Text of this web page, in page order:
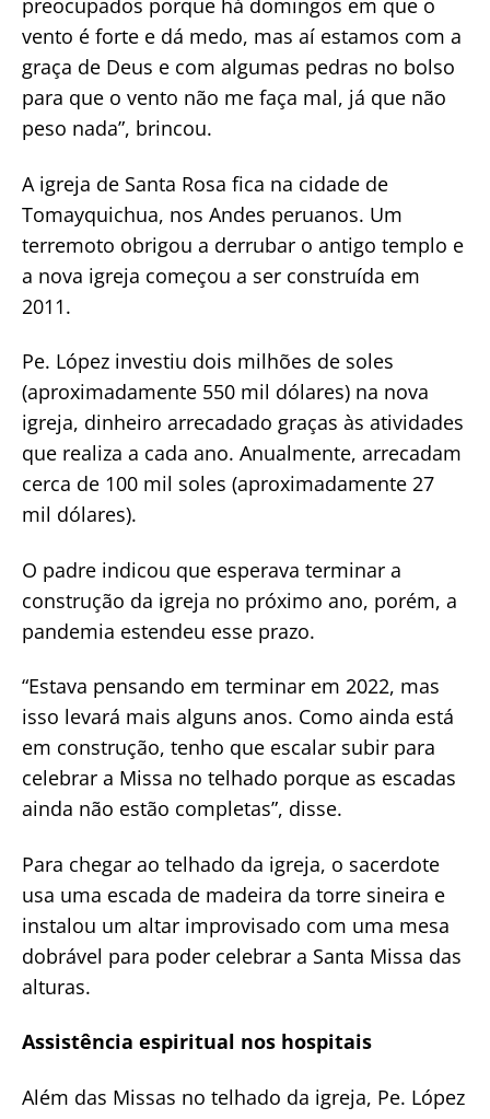
preocupados porque há domingos em que o
vento é forte e dá medo, mas aí estamos com a
graça de Deus e com algumas pedras no bolso
para que o vento não me faça mal, já que não
peso nada”, brincou.
A igreja de Santa Rosa fica na cidade de
Tomayquichua, nos Andes peruanos. Um
terremoto obrigou a derrubar o antigo templo e
a nova igreja começou a ser construída em
2011.
Pe. López investiu dois milhões de soles
(aproximadamente 550 mil dólares) na nova
igreja, dinheiro arrecadado graças às atividades
que realiza a cada ano. Anualmente, arrecadam
cerca de 100 mil soles (aproximadamente 27
mil dólares).
O padre indicou que esperava terminar a
construção da igreja no próximo ano, porém, a
pandemia estendeu esse prazo.
“Estava pensando em terminar em 2022, mas
isso levará mais alguns anos. Como ainda está
em construção, tenho que escalar subir para
celebrar a Missa no telhado porque as escadas
ainda não estão completas”, disse.
Para chegar ao telhado da igreja, o sacerdote
usa uma escada de madeira da torre sineira e
instalou um altar improvisado com uma mesa
dobrável para poder celebrar a Santa Missa das
alturas.
Assistência espiritual nos hospitais
Além das Missas no telhado da igreja, Pe. López